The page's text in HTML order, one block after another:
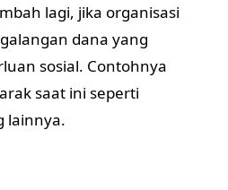
lagi, jika organisasi
dana yang
sosial. Contohnya
saat ini seperti
lainnya.